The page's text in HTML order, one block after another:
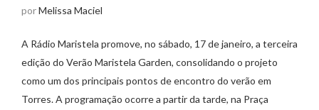
porMelissa Maciel
A Rádio Maristela promove, no sábado, 17 de janeiro, a terceira
edição do Verão Maristela Garden, consolidando o projeto
como um dos principais pontos de encontro do verão em
Torres. A programação ocorre a partir da tarde, na Praça